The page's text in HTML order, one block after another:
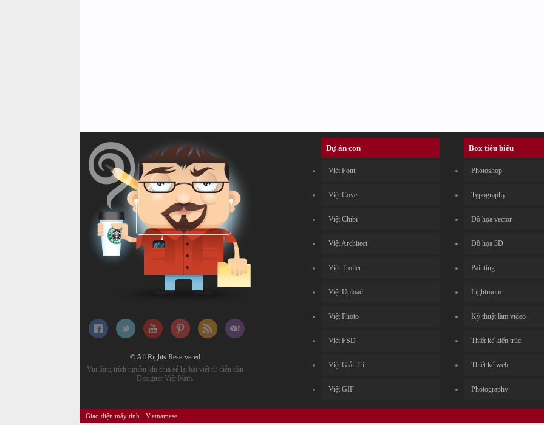
© All Rights Reservered
Vui lòng trích nguồn khi chia sẻ lại bài viết từ diễn đàn
Designer Việt Nam.
Dự án con
Việt Font
Việt Cover
Việt Chibi
Việt Architect
Việt Troller
Việt Upload
Việt Photo
Việt PSD
Việt Giải Trí
Việt GIF
Box tiêu biểu
Photoshop
Typography
Đồ họa vector
Đồ họa 3D
Painting
Lightroom
Kỹ thuật làm video
Thiết kế kiến trúc
Thiết kế web
Photography
Giao diện máy tính Vietnamese